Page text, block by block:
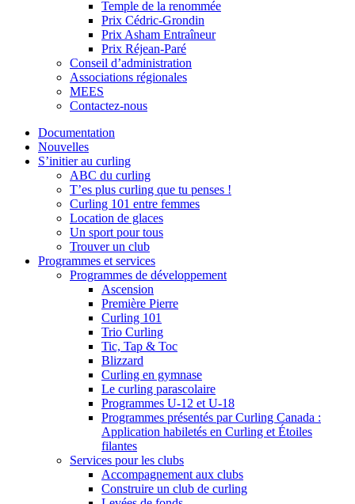
Temple de la renommée
Prix Cédric-Grondin
Prix Asham Entraîneur
Prix Réjean-Paré
Conseil d’administration
Associations régionales
MEES
Contactez-nous
Documentation
Nouvelles
S’initier au curling
ABC du curling
T’es plus curling que tu penses !
Curling 101 entre femmes
Location de glaces
Un sport pour tous
Trouver un club
Programmes et services
Programmes de développement
Ascension
Première Pierre
Curling 101
Trio Curling
Tic, Tap & Toc
Blizzard
Curling en gymnase
Le curling parascolaire
Programmes U-12 et U-18
Programmes présentés par Curling Canada :
Application habiletés en Curling et Étoiles
filantes
Services pour les clubs
Accompagnement aux clubs
Construire un club de curling